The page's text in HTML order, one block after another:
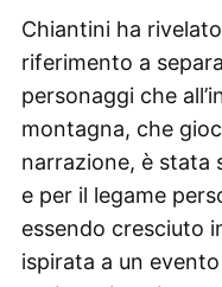
Chiantini ha
riferimento a
personaggi che
montagna, che
narrazione, è stata
e per il legame
essendo cresciuto
ispirata a un